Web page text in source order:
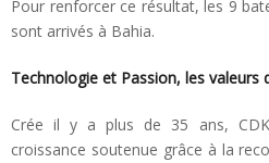
Pour renforcer ce résultat, les 9
sont arrivés à Bahia.
Technologie et Passion, les valeurs
Crée il y a plus de 35 ans,
croissance soutenue grâce à la